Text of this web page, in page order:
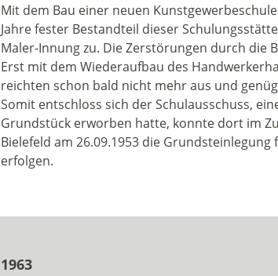
Mit dem Bau einer neuen
Jahre fester Bestandteil dieser
Maler-Innung zu. Die Zerstörungen durch
Erst mit dem Wiederaufbau des
reichten schon bald nicht mehr aus und
Somit entschloss sich der Schulausschuss,
Grundstück erworben hatte, konnte dort im
Bielefeld am 26.09.1953 die
erfolgen.
1963